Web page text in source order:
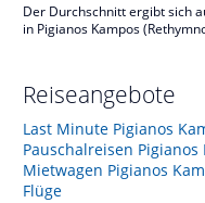
Der Durchschnitt ergibt sich
in Pigianos Kampos
Reiseangebote
Last Minute Pigianos
Pauschalreisen Pigianos
Mietwagen Pigianos
Flüge